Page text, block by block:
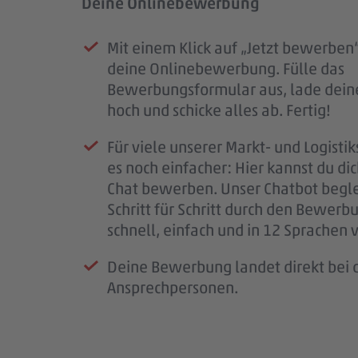
Mit einem Klick auf „Jetzt
deine Onlinebewerbung. Fülle das
Bewerbungsformular aus, lade
hoch und schicke alles ab. Fertig!
Für viele unserer Markt- und
es noch einfacher: Hier kannst du
Chat bewerben. Unser Chatbot
Schritt für Schritt durch den
schnell, einfach und in 12 Sprachen
Deine Bewerbung landet direkt bei
Ansprechpersonen.
Sobald deine Bewerbung bei uns
ist, erhältst du eine
Mail.
melden uns so schnell wie möglich
für deine Geduld – jede Bewerbung
wichtig.
Wenn wir Rückfragen haben,
Deine Bewerbung hat uns
laden wir dich zu einem persönlichen
Kennenlernen ein.
PENNY, deinem möglichen
Team – und wir lernen dich besser
Nach unserem Kennenlernen
eine finale Rückmeldung.
Wenn alles passt, klären wir die
bald im #teampenny willkommen